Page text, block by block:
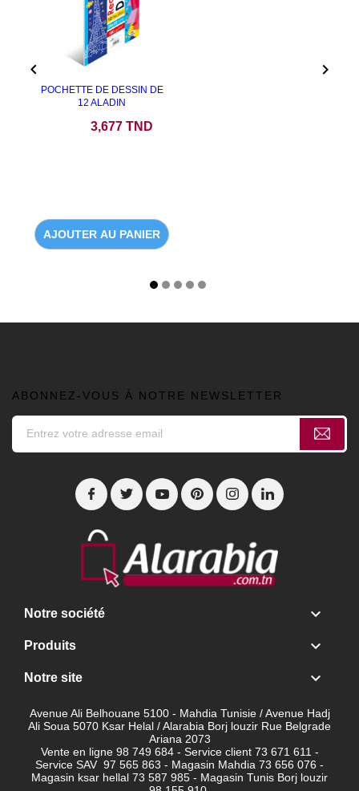
POCHETTE DE DESSIN DE
12 ALADIN
3,677 TND
AJOUTER AU PANIER
 
ABONNEZ-VOUS À NOTRE NEWSLETTER
Notre société 
Produits 
Notre site 
Avenue Ali Belhouane 5100 - Mahdia Tunisie / Avenue Hadj
Ali Soua 5070 Ksar Helal / Alarabia Borj louzir Rue Belgrade
Ariana 2073
Vente en ligne 98 749 684 - Service client 73 671 611 -
Service SAV 97 565 863 - Magasin Mahdia 73 656 076 -
Magasin ksar hellal 73 587 985 - Magasin Tunis Borj louzir